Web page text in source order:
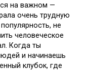
на важном —
очень трудную
не
человеческое
Когда ты
и начинаешь
клубок, где